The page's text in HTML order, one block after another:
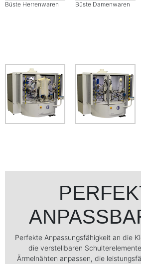
Büste Herrenwaren Büste Damenwaren
Perfekte Anpassungsfähigkeit an die
die verstellbaren
Ärmelnähten anpassen, die